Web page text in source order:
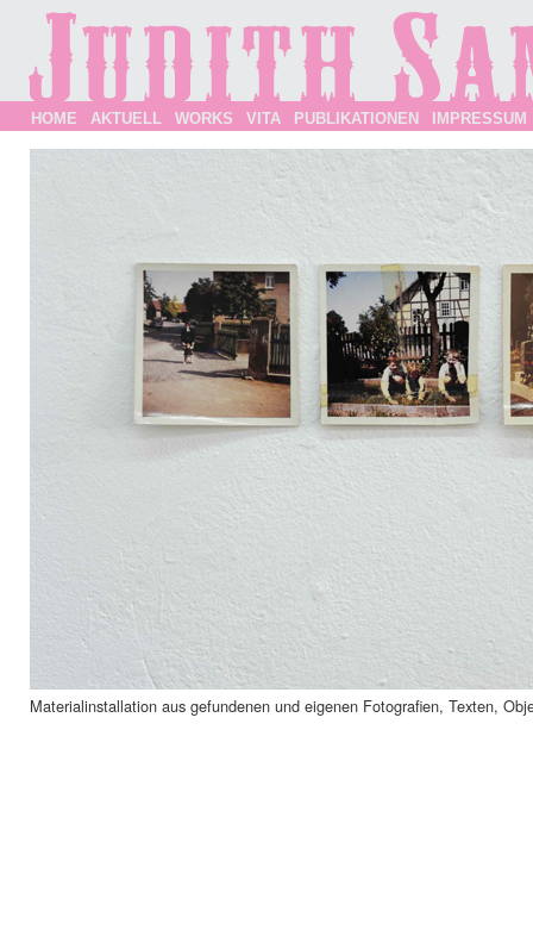
HOME AKTUELL WORKS VITA PUBLIKATIONEN IMPRESSUM
Materialinstallation aus gefundenen und eigenen Fotografien, Texten,